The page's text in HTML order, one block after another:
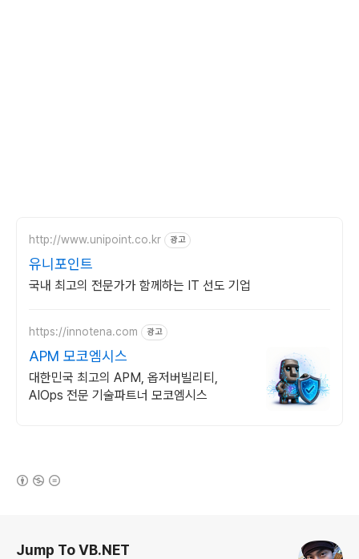
http://www.unipoint.co.kr 광고
유니포인트
국내 최고의 전문가가 함께하는 IT 선도 기업
https://innotena.com 광고
APM 모코엠시스
대한민국 최고의 APM, 옵저버빌리티,
AIOps 전문 기술파트너 모코엠시스
Jump To VB.NET